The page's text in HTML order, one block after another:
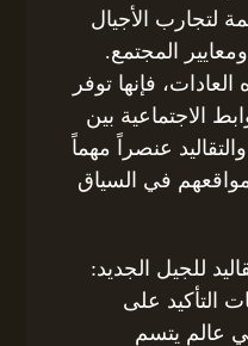
لتجارب الأجيال
المجتمع.
فإنها توفر
الاجتماعية بين
عنصراً مهماً
في السياق
للجيل الجديد:
التأكيد على
عالم يتسم